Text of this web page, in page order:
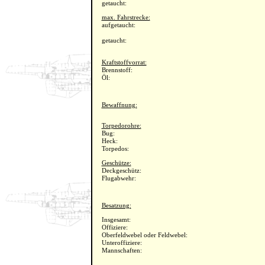
getaucht:
max. Fahrstrecke:
aufgetaucht:
getaucht:
Kraftstoffvorrat:
Brennstoff:
Öl:
Bewaffnung:
Torpedorohre:
Bug:
Heck:
Torpedos:
Geschütze:
Deckgeschütz:
Flugabwehr:
Besatzung:
Insgesamt:
Offiziere:
Oberfeldwebel oder Feldwebel:
Unteroffiziere:
Mannschaften: